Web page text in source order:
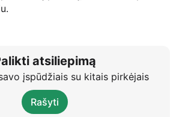
atsiliepimą
įspūdžiais su kitais pirkėjais
Rašyti